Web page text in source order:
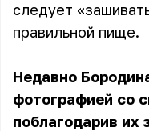
следует
правильной пище.
Недавно
фотографией со
поблагодарив их